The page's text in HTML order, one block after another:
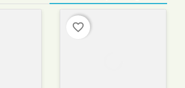
favorite_border